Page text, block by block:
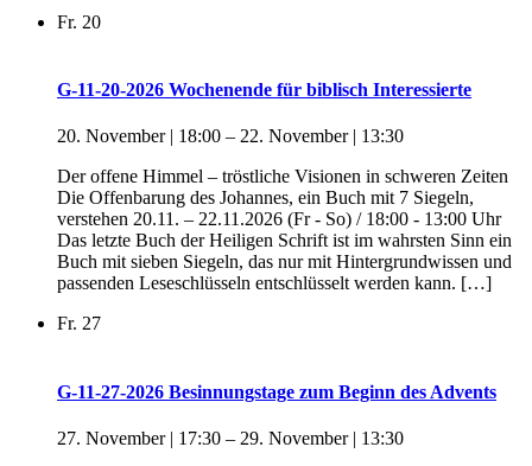
Fr. 20
G-11-20-2026 Wochenende für biblisch Interessierte
20. November | 18:00 – 22. November | 13:30
Der offene Himmel – tröstliche Visionen in schweren Zeiten
Die Offenbarung des Johannes, ein Buch mit 7 Siegeln,
verstehen 20.11. – 22.11.2026 (Fr - So) / 18:00 - 13:00 Uhr
Das letzte Buch der Heiligen Schrift ist im wahrsten Sinn ein
Buch mit sieben Siegeln, das nur mit Hintergrundwissen und
passenden Leseschlüsseln entschlüsselt werden kann. […]
Fr. 27
G-11-27-2026 Besinnungstage zum Beginn des Advents
27. November | 17:30 – 29. November | 13:30